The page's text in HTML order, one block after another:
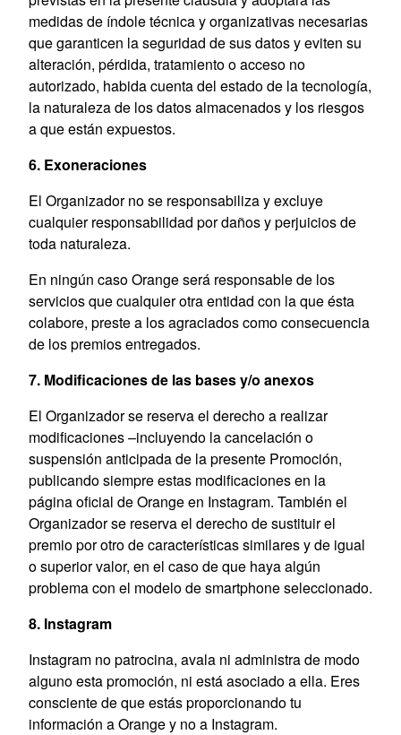
medidas de índole técnica y organizativas necesarias
que garanticen la seguridad de sus datos y eviten su
alteración, pérdida, tratamiento o acceso no
autorizado, habida cuenta del estado de la tecnología,
la naturaleza de los datos almacenados y los riesgos
a que están expuestos.
6. Exoneraciones
El Organizador no se responsabiliza y excluye
cualquier responsabilidad por daños y perjuicios de
toda naturaleza.
En ningún caso Orange será responsable de los
servicios que cualquier otra entidad con la que ésta
colabore, preste a los agraciados como consecuencia
de los premios entregados.
7. Modificaciones de las bases y/o anexos
El Organizador se reserva el derecho a realizar
modificaciones –incluyendo la cancelación o
suspensión anticipada de la presente Promoción,
publicando siempre estas modificaciones en la
página oficial de Orange en Instagram. También el
Organizador se reserva el derecho de sustituir el
premio por otro de características similares y de igual
o superior valor, en el caso de que haya algún
problema con el modelo de smartphone seleccionado.
8. Instagram
Instagram no patrocina, avala ni administra de modo
alguno esta promoción, ni está asociado a ella. Eres
consciente de que estás proporcionando tu
información a Orange y no a Instagram.